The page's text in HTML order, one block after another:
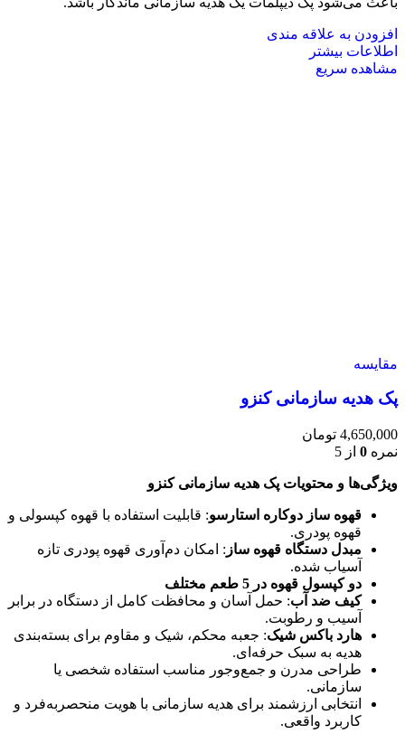
افزودن به علاقه مندی
اطلاعات بیشتر
مشاهده سریع
مقایسه
پک هدیه سازمانی کنزو
4,650,000 تومان
نمره 0 از 5
ویژگی‌ها و محتویات پک هدیه سازمانی کنزو
قهوه ساز دوکاره استارسو: قابلیت استفاده با قهوه کپسولی و
قهوه پودری.
مبدل دستگاه قهوه ساز : امکان دم‌آوری قهوه پودری تازه
آسیاب شده.
دو کپسول قهوه در 5 طعم مختلف
کیف ضد آب: حمل آسان و محافظت کامل از دستگاه در برابر
آسیب و رطوبت.
هارد باکس شیک: جعبه محکم، شیک و مقاوم برای بسته‌بندی
هدیه به سبک حرفه‌ای.
طراحی مدرن و جمع‌وجور مناسب استفاده شخصی یا
سازمانی.
انتخابی ارزشمند برای هدیه سازمانی با هویت منحصربه‌فرد و
کاربرد واقعی.